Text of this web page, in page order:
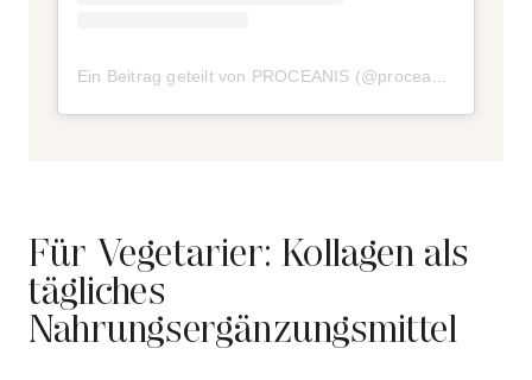
Ein Beitrag geteilt von PROCEANIS (@proceanis)
Für Vegetarier: Kollagen als
tägliches
Nahrungsergänzungsmittel